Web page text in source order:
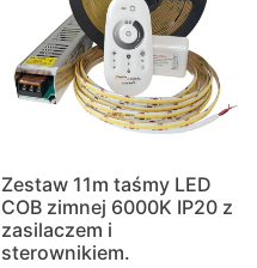
Zestaw 11m taśmy LED
COB zimnej 6000K IP20 z
zasilaczem i
sterownikiem.